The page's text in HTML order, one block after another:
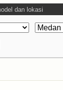
dan lokasi